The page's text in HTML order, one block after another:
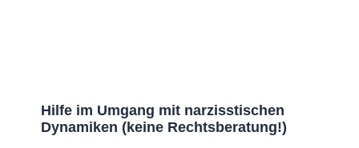
Hilfe im Umgang mit narzisstischen
Dynamiken (keine Rechtsberatung!)